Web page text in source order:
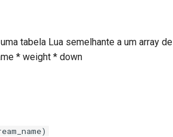
tabela Lua semelhante a um array de
* weight * down